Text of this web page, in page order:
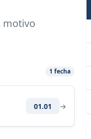
motivo
1 fecha
01.01 →